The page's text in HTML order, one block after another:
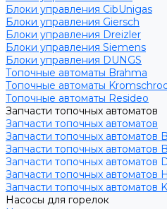
Блоки управления CibUnigas
Блоки управления Giersch
Блоки управления Dreizler
Блоки управления Siemens
Блоки управления DUNGS
Топочные автоматы Brahma
Топочные автоматы
Топочные автоматы Resideo
Запчасти топочных автоматов
Запчасти топочных автоматов
Запчасти топочных автоматов
Запчасти топочных автоматов
Запчасти топочных автоматов
Запчасти топочных автоматов
Запчасти топочных автоматов
Насосы для горелок